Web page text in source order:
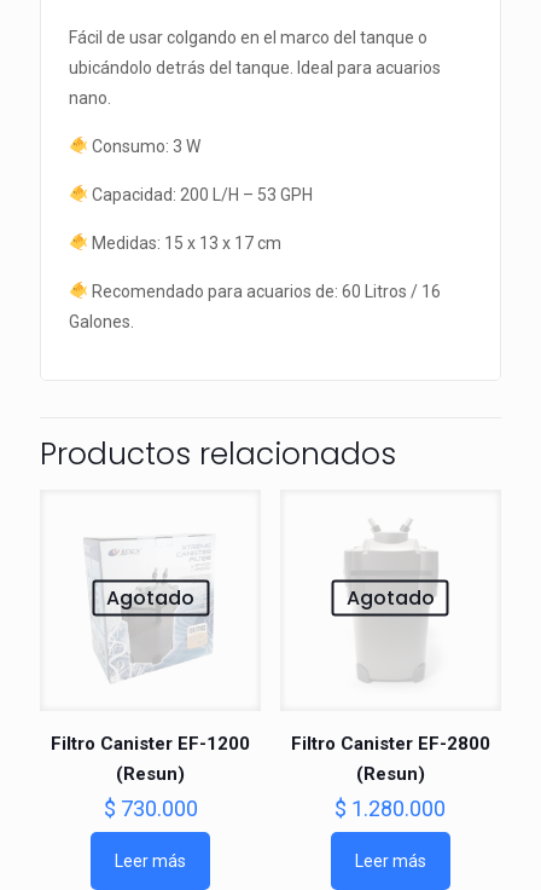
Fácil de usar colgando en el marco del tanque o
ubicándolo detrás del tanque. Ideal para acuarios
nano.
Consumo: 3 W
Capacidad: 200 L/H – 53 GPH
Medidas: 15 x 13 x 17 cm
Recomendado para acuarios de: 60 Litros / 16
Galones.
Productos relacionados
Agotado
Filtro Canister EF-1200
(Resun)
$ 730.000
Leer más
Agotado
Filtro Canister EF-2800
(Resun)
$ 1.280.000
Leer más